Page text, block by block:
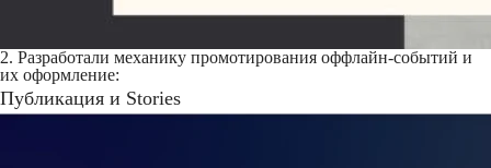
2. Разработали механику промотирования оффлайн-событий и
их оформление:
Публикация и Stories